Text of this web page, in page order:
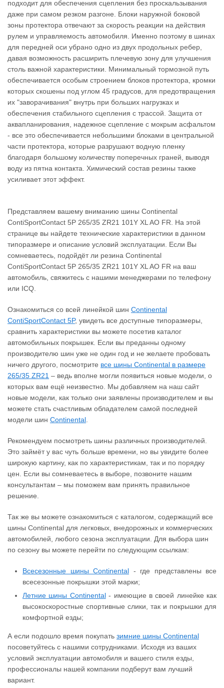
подходит для обеспечения сцепления без проскальзывания
даже при самом резком разгоне. Блоки наружной боковой
зоны протектора отвечают за скорость реакции на действия
рулем и управляемость автомобиля. Именно поэтому в шинах
для передней оси убрано одно из двух продольных ребер,
давая возможность расширить плечевую зону для улучшения
столь важной характеристики. Минимальный тормозной путь
обеспечивается особым строением блоков протектора, кромки
которых скошены под углом 45 градусов, для предотвращения
их "заворачивания" внутрь при больших нагрузках и
обеспечения стабильного сцепления с трассой. Защита от
аквапланирования, надежное сцепление с мокрым асфальтом
- все это обеспечивается небольшими блоками в центральной
части протектора, которые разрушают водную пленку
благодаря большому количеству поперечных граней, выводя
воду из пятна контакта. Химический состав резины также
усиливает этот эффект.
Представляем вашему вниманию шины Continental
ContiSportContact 5P 265/35 ZR21 101Y XL AO FR. На этой
странице вы найдете технические характеристики в данном
типоразмере и описание условий эксплуатации. Если Вы
сомневаетесь, подойдёт ли резина Continental
ContiSportContact 5P 265/35 ZR21 101Y XL AO FR на ваш
автомобиль, свяжитесь с нашими менеджерами по телефону
или ICQ.
Ознакомиться со всей линейкой шин Continental
ContiSportContact 5P, увидеть все доступные типоразмеры,
сравнить характеристики вы можете посетив каталог
автомобильных покрышек. Если вы преданны одному
производителю шин уже не один год и не желаете пробовать
ничего другого, посмотрите все шины Continental в размере
265/35 ZR21 – ведь вполне могли появиться новые модели, о
которых вам ещё неизвестно. Мы добавляем на наш сайт
новые модели, как только они заявлены производителем и вы
можете стать счастливым обладателем самой последней
модели шин Continental.
Рекомендуем посмотреть шины различных производителей.
Это займёт у вас чуть больше времени, но вы увидите более
широкую картину, как по характеристикам, так и по порядку
цен. Если вы сомневаетесь в выборе, позвоните нашим
консультантам – мы поможем вам принять правильное
решение.
Так же вы можете ознакомиться с каталогом, содержащий все
шины Continental для легковых, внедорожных и коммерческих
автомобилей, любого сезона эксплуатации. Для выбора шин
по сезону вы можете перейти по следующим ссылкам:
Всесезонные шины Continental - где представлены все
всесезонные покрышки этой марки;
Летние шины Continental- имеющие в своей линейке как
высокоскоростные спортивные слики, так и покрышки для
комфортной езды;
А если подошло время покупать зимние шины Continental
посоветуйтесь с нашими сотрудниками. Исходя из ваших
условий эксплуатации автомобиля и вашего стиля езды,
профессионалы нашей компании подберут вам лучший
вариант.